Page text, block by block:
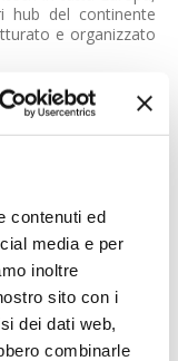
contenuti ed
media e per
inoltre
sito con i
dei dati web,
combinarle
hub del continente
e organizzato
del Fintech. Se
e-book, ma non
nel mondo
meglio è disponibile
da aggregatore
per approfondirle
Vogliamo crescere
offerta e restando
L’obiettivo è